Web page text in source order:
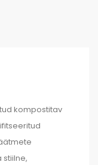
kompostitav